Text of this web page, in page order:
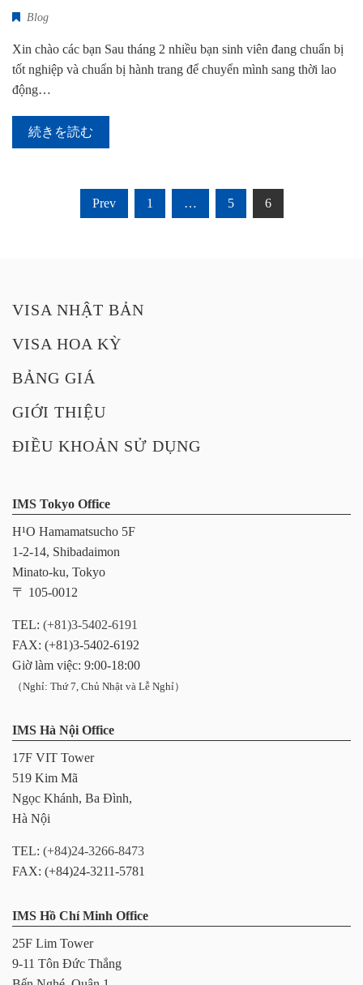
Blog
Xin chào các bạn Sau tháng 2 nhiều bạn sinh viên đang chuẩn bị
tốt nghiệp và chuẩn bị hành trang để chuyển mình sang thời lao
động…
続きを読む
ジ
送
り
Prev 1 … 5 6
VISA NHẬT BẢN
VISA HOA KỲ
BẢNG GIÁ
GIỚI THIỆU
ĐIỀU KHOẢN SỬ DỤNG
IMS Tokyo Office
H¹O Hamamatsucho 5F
1-2-14, Shibadaimon
Minato-ku, Tokyo
〒 105-0012
TEL: (+81)3-5402-6191
FAX: (+81)3-5402-6192
Giờ làm việc: 9:00-18:00
（Nghỉ: Thứ 7, Chủ Nhật và Lễ Nghỉ）
IMS Hà Nội Office
17F VIT Tower
519 Kim Mã
Ngọc Khánh, Ba Đình,
Hà Nội
TEL: (+84)24-3266-8473
FAX: (+84)24-3211-5781
IMS Hồ Chí Minh Office
25F Lim Tower
9-11 Tôn Đức Thắng